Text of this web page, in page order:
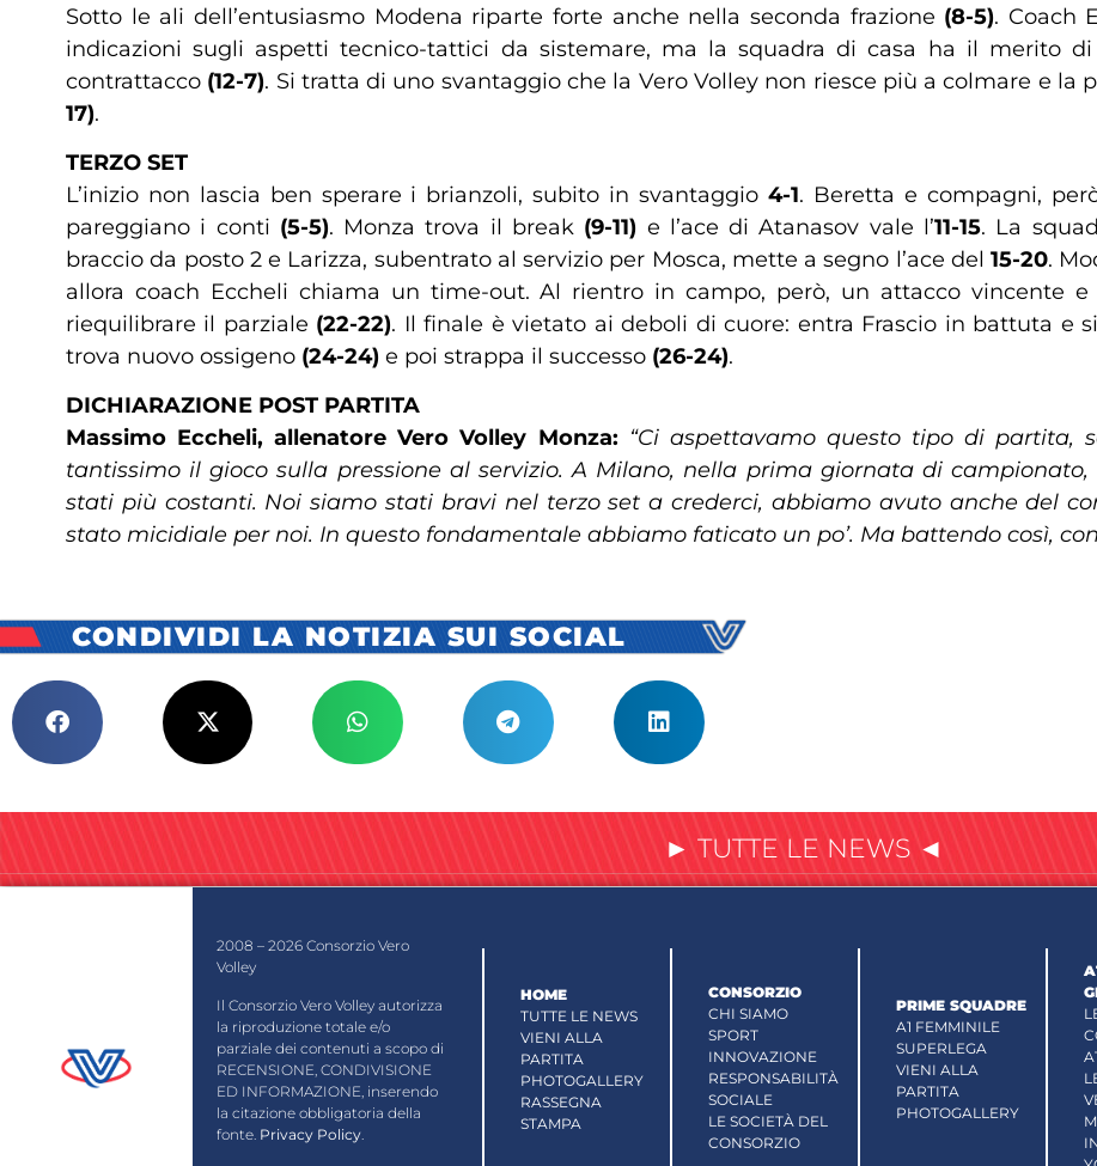
Sotto le ali dell’entusiasmo Modena riparte forte anche nella seconda frazione (8-5). Coach
indicazioni sugli aspetti tecnico-tattici da sistemare, ma la squadra di casa ha il merito
contrattacco (12-7). Si tratta di uno svantaggio che la Vero Volley non riesce più a colmare e la
17).
TERZO SET
L’inizio non lascia ben sperare i brianzoli, subito in svantaggio 4-1. Beretta e compagni,
pareggiano i conti (5-5). Monza trova il break (9-11) e l’ace di Atanasov vale l’11-15. La
braccio da posto 2 e Larizza, subentrato al servizio per Mosca, mette a segno l’ace del15-20.
allora coach Eccheli chiama un time-out. Al rientro in campo, però, un attacco vincente
riequilibrare il parziale (22-22). Il finale è vietato ai deboli di cuore: entra Frascio in battuta e
trova nuovo ossigeno (24-24) e poi strappa il successo (26-24).
DICHIARAZIONE POST PARTITA
Massimo Eccheli, allenatore Vero Volley Monza: “Ci aspettavamo questo tipo di partita,
tantissimo il gioco sulla pressione al servizio. A Milano, nella prima giornata di
stati più costanti. Noi siamo stati bravi nel terzo set a crederci, abbiamo avuto anche del
stato micidiale per noi. In questo fondamentale abbiamo faticato un po’. Ma battendo così,
CONDIVIDI LA NOTIZIA SUI SOCIAL
► TUTTE LE NEWS ◄
2008 – 2026 Consorzio Vero
Volley
Il Consorzio Vero Volley autorizza
la riproduzione totale e/o
parziale dei contenuti a scopo di
RECENSIONE, CONDIVISIONE
ED INFORMAZIONE, inserendo
la citazione obbligatoria della
fonte. Privacy Policy.
HOME
TUTTE LE NEWS
VIENI ALLA
PARTITA
PHOTOGALLERY
RASSEGNA
STAMPA
CONSORZIO
CHI SIAMO
SPORT
INNOVAZIONE
RESPONSABILITÀ
SOCIALE
LE SOCIETÀ DEL
CONSORZIO
PRIME SQUADRE
A1 FEMMINILE
SUPERLEGA
VIENI ALLA
PARTITA
PHOTOGALLERY